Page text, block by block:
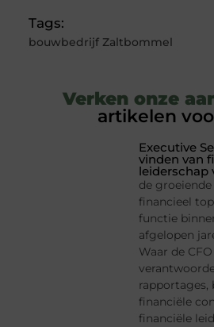
Tags:
bouwbedrijf Zaltbommel
Verken onze
artikelen
Executive
vinden van
leiderschap
de
financieel
functie
afgelopen
Waar de
rapportages,
financiële
financiële